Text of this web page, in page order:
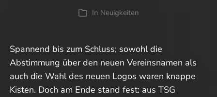
Kategorien
In Neuigkeiten
Spannend bis zum Schluss; sowohl die
Abstimmung über den neuen Vereinsnamen als
auch die Wahl des neuen Logos waren knappe
Kisten. Doch am Ende stand fest: aus TSG